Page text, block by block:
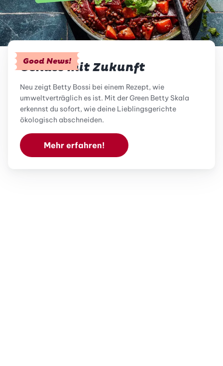
Good News!
Genuss mit Zukunft
Neu zeigt Betty Bossi bei einem Rezept, wie
umweltverträglich es ist. Mit der Green Betty Skala
erkennst du sofort, wie deine Lieblingsgerichte
ökologisch abschneiden.
Mehr erfahren!